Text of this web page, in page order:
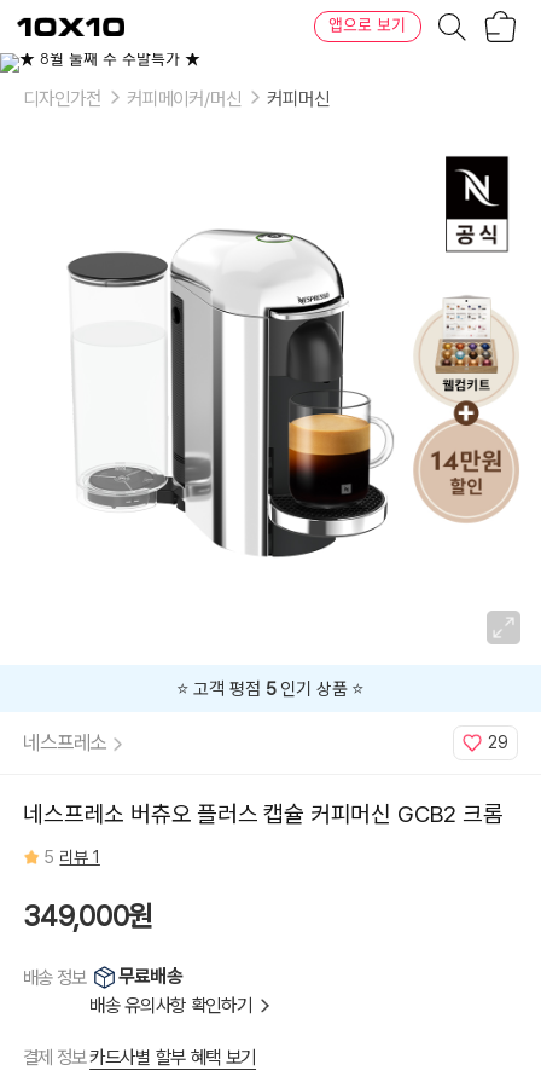
텐
바
텐
앱으로 보기
디자인가전 커피메이커/머신 커피머신
⭐️ 고객 평점 5인기 상품 ⭐️
네스프레소 29
네스프레소 버츄오 플러스 캡슐 커피머신 GCB2 크롬
5 리뷰 1
349,000원
배송 정보
무료배송
배송 유의사항 확인하기
결제 정보카드사별 할부 혜택 보기